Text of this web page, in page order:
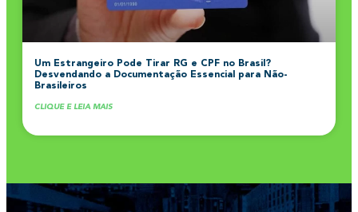
Um Estrangeiro Pode Tirar RG e CPF no Brasil?
Desvendando a Documentação Essencial para Não-
Brasileiros
CLIQUE E LEIA MAIS